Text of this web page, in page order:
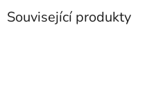
Související produkty